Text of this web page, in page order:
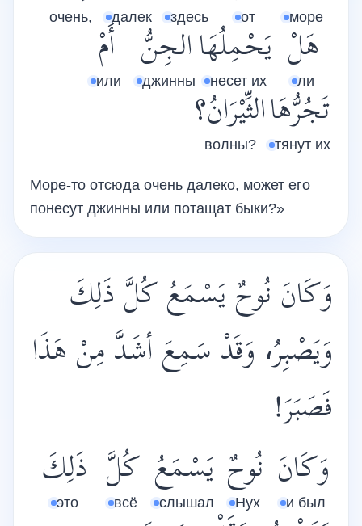
море
от
здесь
далек
очень,
هَلْ
ли
يَحْمِلُهَا
несет их
الجِنُّ
джинны
أَمْ
или
تَجُرُّهَا
тянут их
الثِّيْرَانُ؟
волны?
Море-то отсюда очень далеко, может его
понесут джинны или потащат быки?»
وَكَانَ نُوحٌ يَسْمَعُ كُلَّ ذَلِكَ
وَيَصْبِرُ، وَقَدْ سَمِعَ أشَدَّ مِنْ هَذَا
فَصَبَرَ!
وَكَانَ
и был
نُوحٌ
Нух
يَسْمَعُ
слышал
كُلَّ
всё
ذَلِكَ
это